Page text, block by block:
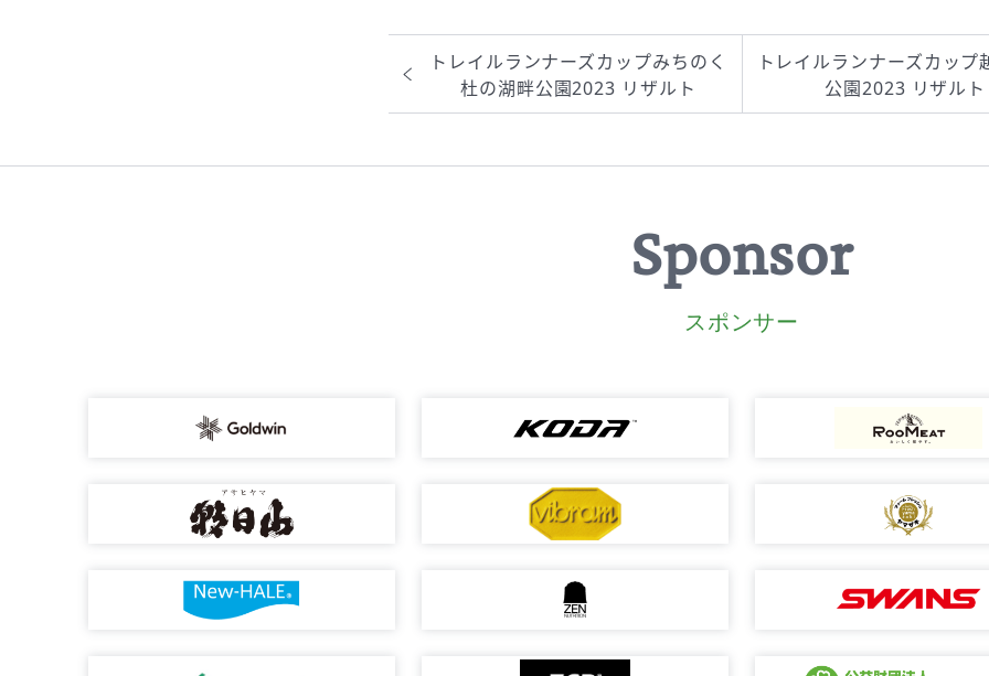
ンロードについて
トレイルランナーズカップみちのく
杜の湖畔公園2023 リザルト
トレイルランナーズカップ
公園2023 リザルト
Sponsor
スポンサー